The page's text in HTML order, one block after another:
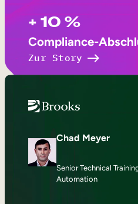
+ 10 %
Compliance-
Zur Story
Chad Meyer
Senior Technical
Automation